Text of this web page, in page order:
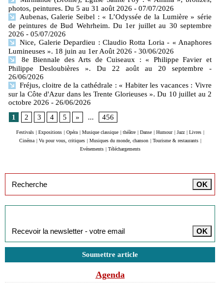
photos, peintures. Du 5 au 31 août 2026 - 07/07/2026
Aubenas, Galerie Seibel : « L’Odyssée de la Lumière » série
de peintures de Bud Wehrheim. Du 1er juillet au 30 septembre
2026 - 05/07/2026
Nice, Galerie Depardieu : Claudio Rotta Loria - « Anaphores
Lumineuses ». 18 juin au 1er Août 2026 - 30/06/2026
8e Biennale des Arts de Cuiseaux : « Philippe Favier et
Philippe Desloubières ». Du 22 août au 20 septembre
-
26/06/2026
Fréjus, cloitre de la cathédrale : « Habiter les vacances : Vivre
sur la Côte d'Azur dans les Trente Glorieuses ». Du 10 juillet au 2
octobre 2026 - 26/06/2026
1
2 3 4 5 » ... 456
Festivals | Expositions | Opéra | Musique classique | théâtre | Danse | Humour | Jazz | Livres |
Cinéma | Vu pour vous, critiques | Musiques du monde, chanson | Tourisme & restaurants |
Evénements | Téléchargements
Soumettre article
Agenda